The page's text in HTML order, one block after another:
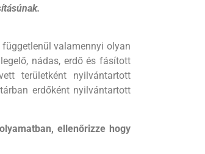
valamennyi olyan
nádas, erdő és fásított
területként nyilvántartott
erdőként nyilvántartott
ellenőrizze hogy